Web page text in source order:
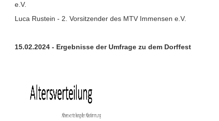
e.V.
Luca Rustein - 2. Vorsitzender des MTV Immensen e.V.
15.02.2024 - Ergebnisse der Umfrage zu dem Dorffest